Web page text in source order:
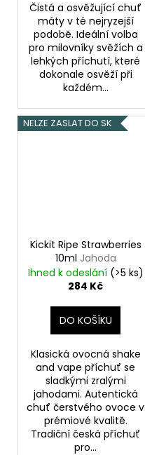
Čistá a osvěžující chuť
máty v té nejryzejší
podobě. Ideální volba
pro milovníky svěžích a
lehkých příchutí, které
dokonale osvěží při
každém...
NELZE ZASLAT DO SK
Kickit Ripe Strawberries
10ml Jahoda
Ihned k odeslání (>5 ks)
284 Kč
DO KOŠÍKU
Klasická ovocná shake
and vape příchuť se
sladkými zralými
jahodami. Autentická
chuť čerstvého ovoce v
prémiové kvalitě.
Tradiční česká příchuť
pro...